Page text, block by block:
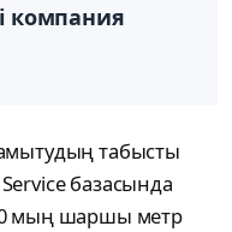
компания
табысты
базасында
мың шаршы метр